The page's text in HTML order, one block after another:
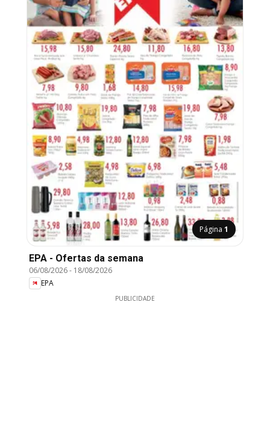
Página 1
EPA - Ofertas da semana
06/08/2026- 18/08/2026
EPA
PUBLICIDADE